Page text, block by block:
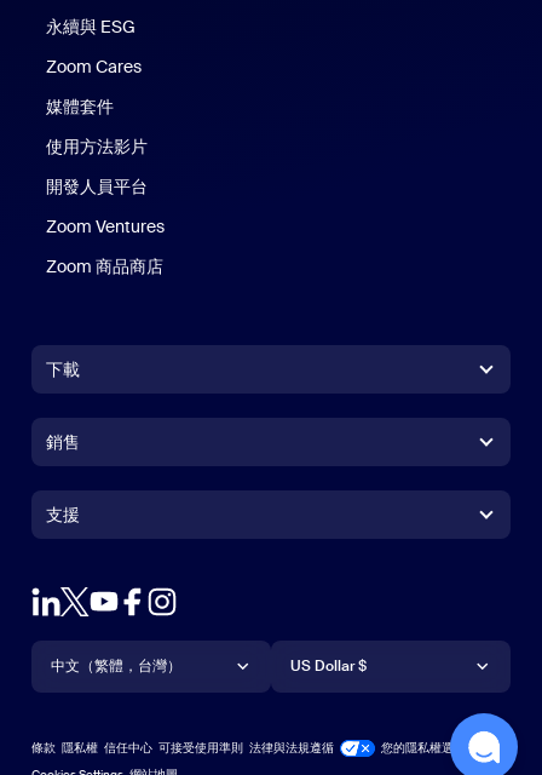
永續與 ESG
Zoom Cares
媒體套件
使用方法影片
開發人員平台
Zoom Ventures
Zoom 商品商店
下載
Zoom Rooms 應用程式Zoom Rooms 應用程式
Zoom Rooms Controller
Outlook 外掛程式
Android 應用程式
Android 應用程式
銷售
聯絡銷售人員
申請示範
網路研討會和活動
Zoom for StartupsZoom for Startups
支援
支援
帳戶
學習中心
語言
中文（繁體，台灣）
English
貨幣
US Dollar $
條款 隱私權 信任中心 可接受使用準則 法律與法規遵循
您的隱私權選擇